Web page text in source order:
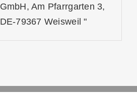
GmbH, Am Pfarrgarten 3,
DE-79367 Weisweil "